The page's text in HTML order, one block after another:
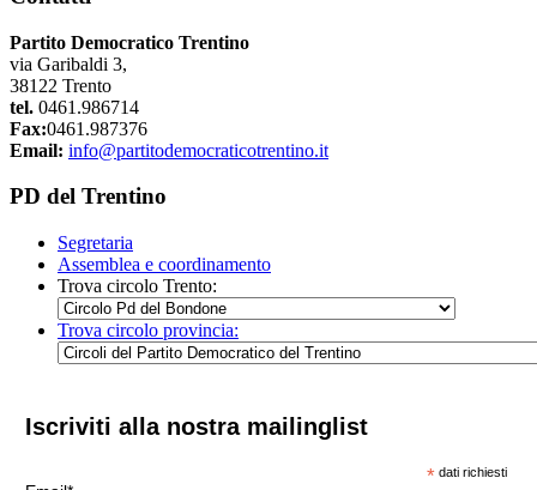
Partito Democratico Trentino
via Garibaldi 3,
38122 Trento
tel. 0461.986714
Fax:0461.987376
Email: info@partitodemocraticotrentino.it
PD del Trentino
Segretaria
Assemblea e coordinamento
Trova circolo Trento:
Trova circolo provincia:
Iscriviti alla nostra mailinglist
* dati richiesti